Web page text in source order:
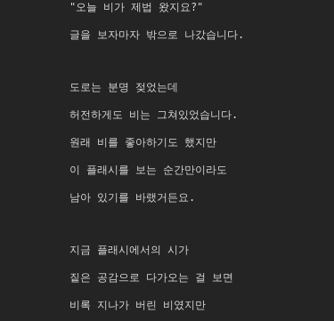
"오늘 비가 제법 왔지요?"
글을 보자마자 밖으로 나갔습니다.
도로는 분명 젖었는데
허전하게도 비는 그쳐있었습니다.
원래 비를 좋아하기도 했지만
이 플래시를 보는 순간만이라도
남아 있기를 바랬거든요.
지금 플래시에서의 시가
짙은 공감으로 다가오는 걸 보면
비록 지나가 버린 비였지만